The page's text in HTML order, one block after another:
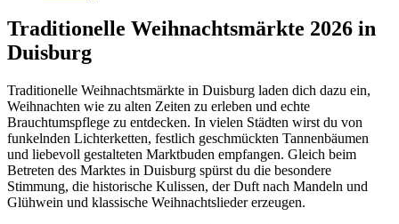
Traditionelle Weihnachtsmärkte 2026 in
Duisburg
Traditionelle Weihnachtsmärkte in Duisburg laden dich dazu ein,
Weihnachten wie zu alten Zeiten zu erleben und echte
Brauchtumspflege zu entdecken. In vielen Städten wirst du von
funkelnden Lichterketten, festlich geschmückten Tannenbäumen
und liebevoll gestalteten Marktbuden empfangen. Gleich beim
Betreten des Marktes in Duisburg spürst du die besondere
Stimmung, die historische Kulissen, der Duft nach Mandeln und
Glühwein und klassische Weihnachtslieder erzeugen.